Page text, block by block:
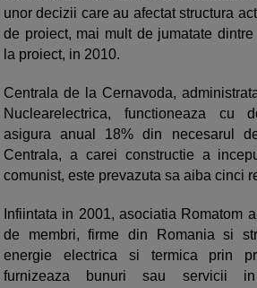
unor decizii care au afectat structura
de proiect, mai mult de jumatate
la proiect, in 2010.
Centrala de la Cernavoda,
Nuclearelectrica, functioneaza cu
asigura anual 18% din necesarul
Centrala, a carei constructie a
comunist, este prevazuta sa aiba cinci
Infiintata in 2001, asociatia Romatom
de membri, firme din Romania si
energie electrica si termica prin
furnizeaza bunuri sau servicii